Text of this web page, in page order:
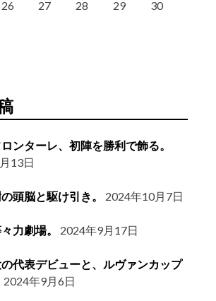
26 27 28 29
30
ンターレ、初陣を勝利で飾る。
13日
頭脳と駆け引き。 2024年10月7日
力劇場。 2024年9月17日
代表デビューと、ルヴァンカップ
2024年9月6日